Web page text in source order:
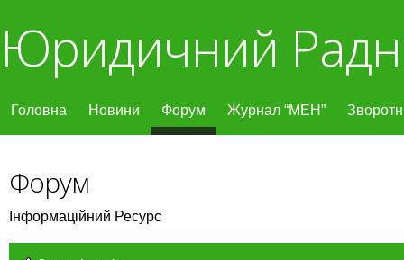
Юридичний
Головна Новини Форум Журнал “МЕН”
Форум
Інформаційний Ресурс